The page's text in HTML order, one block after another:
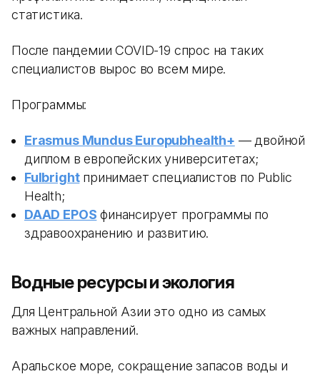
статистика.
После пандемии COVID-19 спрос на таких
специалистов вырос во всем мире.
Программы:
Erasmus Mundus Europubhealth+ — двойной
диплом в европейских университетах;
Fulbrightпринимает специалистов по Public
Health;
DAAD EPOS финансирует программы по
здравоохранению и развитию.
Водные ресурсы и экология
Для Центральной Азии это одно из самых
важных направлений.
Аральское море, сокращение запасов воды и